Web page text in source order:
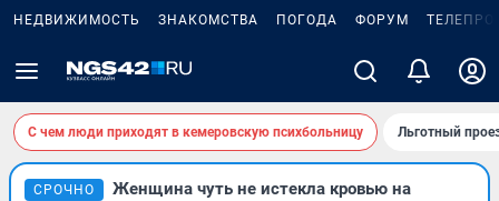
НЕДВИЖИМОСТЬ ЗНАКОМСТВА ПОГОДА ФОРУМ
С чем люди приходят в кемеровскую психбольницу Льготный
СРОЧНО
Женщина чуть не истекла кровью на